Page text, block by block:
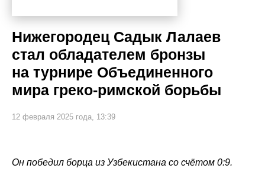
Нижегородец Садык Лалаев
стал обладателем бронзы
на турнире Объединенного
мира греко-римской борьбы
12 февраля 2025 года, 13:39
Он победил борца из Узбекистана со счётом 0:9.